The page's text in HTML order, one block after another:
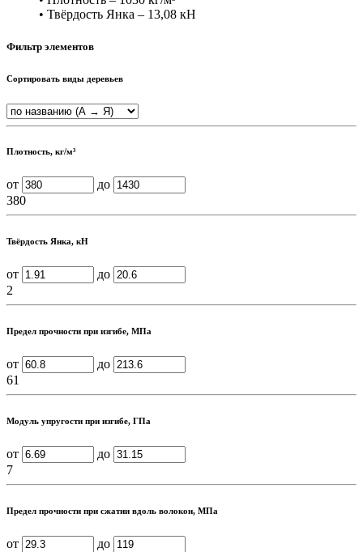
• Твёрдость Янка – 13,08 кН
Фильтр элементов
Сортировать виды деревьев
Плотность, кг/м³
от
до
380
Твёрдость Янка, кН
от
до
2
Предел прочности при изгибе, МПа
от
до
61
Модуль упругости при изгибе, ГПа
от
до
7
Предел прочности при сжатии вдоль волокон, МПа
от
до